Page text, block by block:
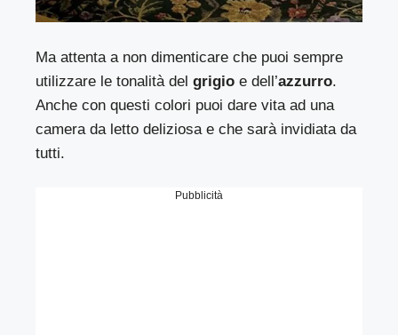
Ma attenta a non dimenticare che puoi sempre
utilizzare le tonalità delgrigio e dell’azzurro.
Anche con questi colori puoi dare vita ad una
camera da letto deliziosa e che sarà invidiata da
tutti.
Pubblicità